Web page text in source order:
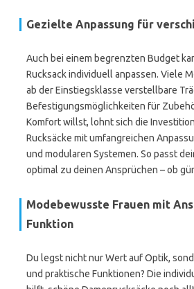
Gezielte Anpassung für
Auch bei einem begrenzten Budget
Rucksack individuell anpassen. Viele
ab der Einstiegsklasse verstellbare
Befestigungsmöglichkeiten für
Komfort willst, lohnt sich die
Rucksäcke mit umfangreichen
und modularen Systemen. So passt
optimal zu deinen Ansprüchen – ob
Modebewusste Frauen mit
Funktion
Du legst nicht nur Wert auf Optik,
und praktische Funktionen? Die